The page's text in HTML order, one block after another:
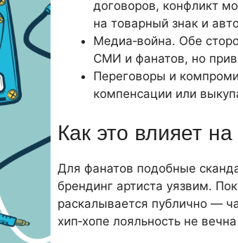
договоров, конфликт
на товарный знак и
Медиа‑война. Обе
СМИ и фанатов, но
Переговоры и
компенсации или
Как это влияет
Для фанатов подобные
брендинг артиста уязвим.
раскалывается публично —
хип‑хопе лояльность не